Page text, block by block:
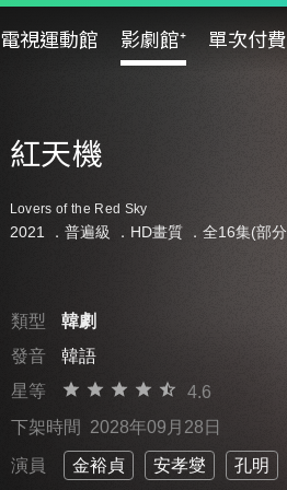
電視運動館 影劇館⁺ 單次付費
紅天機
Lovers of the Red Sky
2021 ． 普遍級 ．HD畫質 ．全16集(部
類型
韓劇
發音
韓語
星等
4.6
下架時間 2028年09月28日
演員 金裕貞 安孝燮 孔明